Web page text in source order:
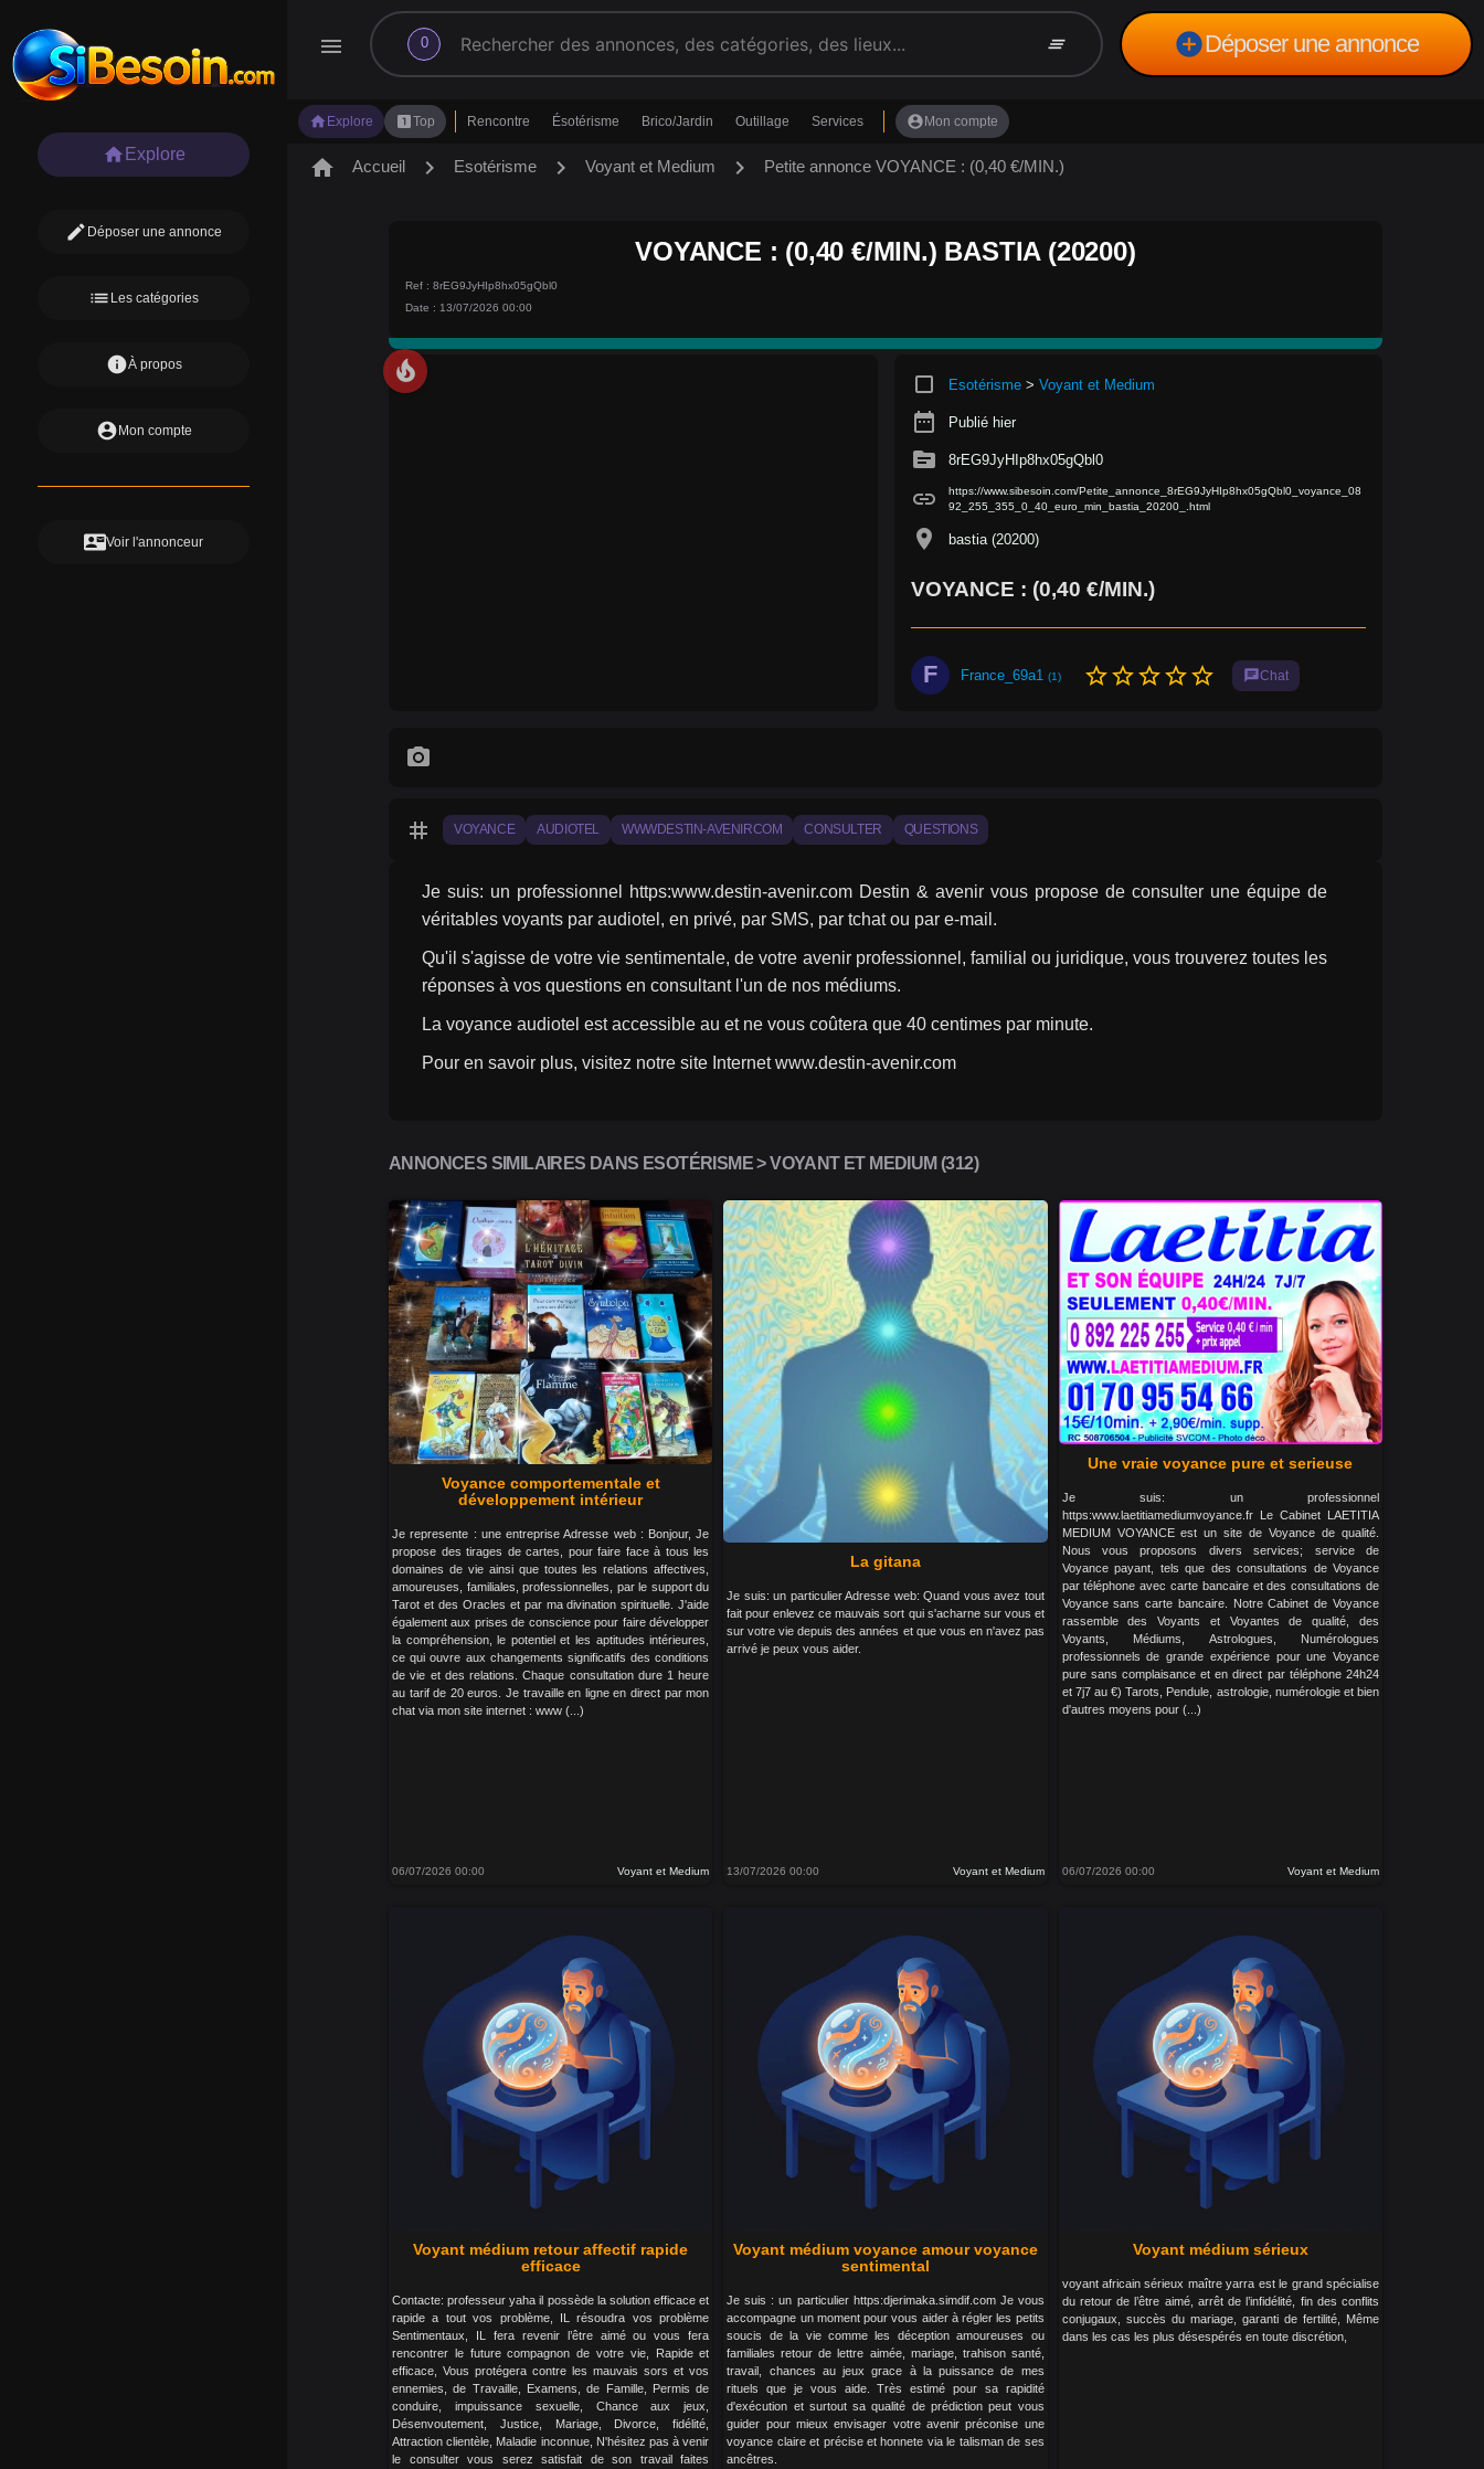
menu 0
search clear_all add_circleDéposer une annonce
home Explore looks_oneTop Rencontre Ésotérisme Brico/Jardin Outillage Services account_circle Mon compte
home Explore
edit Déposer une annonce
list Les catégories
infoÀ propos
account_circle Mon compte
contact_mailVoir l'annonceur
home Accueil chevron_right Esotérisme chevron_right Voyant et Medium chevron_right Petite annonce VOYANCE : (0,40 €/MIN.)
VOYANCE : (0,40 €/MIN.) BASTIA (20200)
Ref : 8rEG9JyHIp8hx05gQbl0
Date : 13/07/2026 00:00
local_fire_department crop_square Esotérisme> Voyant et Medium
date_range Publié hier
source 8rEG9JyHIp8hx05gQbl0
link
https://www.sibesoin.com/Petite_annonce_8rEG9JyHIp8hx05gQbl0_voyance_08
92_255_355_0_40_euro_min_bastia_20200_.html
location_on bastia (20200)
VOYANCE : (0,40 €/MIN.)
F France_69a1 (1) star_borderstar_borderstar_borderstar_borderstar_border chatChat
photo_camera
tag VOYANCE AUDIOTEL WWWDESTIN-AVENIRCOM CONSULTER QUESTIONS
Je suis: un professionnel https:www.destin-avenir.com Destin & avenir vous propose de consulter une équipe de
véritables voyants par audiotel, en privé, par SMS, par tchat ou par e-mail.
Qu'il s'agisse de votre vie sentimentale, de votre avenir professionnel, familial ou juridique, vous trouverez toutes les
réponses à vos questions en consultant l'un de nos médiums.
La voyance audiotel est accessible au et ne vous coûtera que 40 centimes par minute.
Pour en savoir plus, visitez notre site Internet www.destin-avenir.com
ANNONCES SIMILAIRES DANS ESOTÉRISME > VOYANT ET MEDIUM (312)
Voyance comportementale et
développement intérieur
Je represente : une entreprise Adresse web : Bonjour, Je
propose des tirages de cartes, pour faire face à tous les
domaines de vie ainsi que toutes les relations affectives,
amoureuses, familiales, professionnelles, par le support du
Tarot et des Oracles et par ma divination spirituelle. J'aide
également aux prises de conscience pour faire développer
la compréhension, le potentiel et les aptitudes intérieures,
ce qui ouvre aux changements significatifs des conditions
de vie et des relations. Chaque consultation dure 1 heure
au tarif de 20 euros. Je travaille en ligne en direct par mon
chat via mon site internet : www (...)
06/07/2026 00:00 Voyant et Medium
La gitana
Je suis: un particulier Adresse web: Quand vous avez tout
fait pour enlevez ce mauvais sort qui s'acharne sur vous et
sur votre vie depuis des années et que vous en n'avez pas
arrivé je peux vous aider.
13/07/2026 00:00 Voyant et Medium
Une vraie voyance pure et serieuse
Je suis: un professionnel
https:www.laetitiamediumvoyance.fr Le Cabinet LAETITIA
MEDIUM VOYANCE est un site de Voyance de qualité.
Nous vous proposons divers services; service de
Voyance payant, tels que des consultations de Voyance
par téléphone avec carte bancaire et des consultations de
Voyance sans carte bancaire. Notre Cabinet de Voyance
rassemble des Voyants et Voyantes de qualité, des
Voyants, Médiums, Astrologues, Numérologues
professionnels de grande expérience pour une Voyance
pure sans complaisance et en direct par téléphone 24h24
et 7j7 au €) Tarots, Pendule, astrologie, numérologie et bien
d'autres moyens pour (...)
06/07/2026 00:00 Voyant et Medium
Voyant médium retour affectif rapide
efficace
Contacte: professeur yaha il possède la solution efficace et
rapide a tout vos problème, IL résoudra vos problème
Sentimentaux, IL fera revenir l’être aimé ou vous fera
rencontrer le future compagnon de votre vie, Rapide et
efficace, Vous protégera contre les mauvais sors et vos
ennemies, de Travaille, Examens, de Famille, Permis de
conduire, impuissance sexuelle, Chance aux jeux,
Désenvoutement, Justice, Mariage, Divorce, fidélité,
Attraction clientèle, Maladie inconnue, N'hésitez pas à venir
le consulter vous serez satisfait de son travail faites
Voyant médium voyance amour voyance
sentimental
Je suis : un particulier https:djerimaka.simdif.com Je vous
accompagne un moment pour vous aider à régler les petits
soucis de la vie comme les déception amoureuses ou
familiales retour de lettre aimée, mariage, trahison santé,
travail, chances au jeux grace à la puissance de mes
rituels que je vous aide. Très estimé pour sa rapidité
d'exécution et surtout sa qualité de prédiction peut vous
guider pour mieux envisager votre avenir préconise une
voyance claire et précise et honnete via le talisman de ses
ancêtres.
Voyant médium sérieux
voyant africain sérieux maître yarra est le grand spécialise
du retour de l’être aimé, arrêt de l’infidélité, fin des conflits
conjugaux, succès du mariage, garanti de fertilité, Même
dans les cas les plus désespérés en toute discrétion,